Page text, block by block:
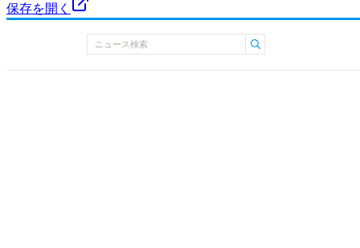
保存を開く